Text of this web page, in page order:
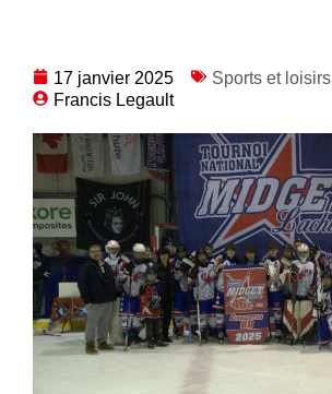
17 janvier 2025
Sports et loisirs
Francis Legault